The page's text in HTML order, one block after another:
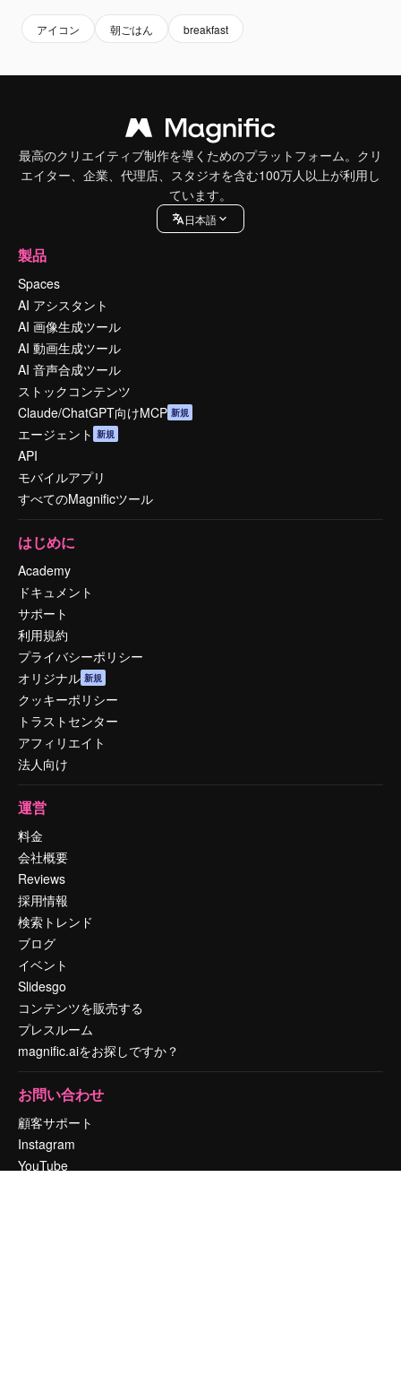
アイコン 朝ごはん breakfast
最高のクリエイティブ制作を導くためのプラットフォーム。クリ
エイター、企業、代理店、スタジオを含む100万人以上が利用し
ています。
日本語
製品
Spaces
AI アシスタント
AI 画像生成ツール
AI 動画生成ツール
AI 音声合成ツール
ストックコンテンツ
Claude/ChatGPT向けMCP 新規
エージェント 新規
API
モバイルアプリ
すべてのMagnificツール
はじめに
Academy
ドキュメント
サポート
利用規約
プライバシーポリシー
オリジナル 新規
クッキーポリシー
トラストセンター
アフィリエイト
法人向け
運営
料金
会社概要
Reviews
採用情報
検索トレンド
ブログ
イベント
Slidesgo
コンテンツを販売する
プレスルーム
magnific.aiをお探しですか？
お問い合わせ
顧客サポート
Instagram
YouTube